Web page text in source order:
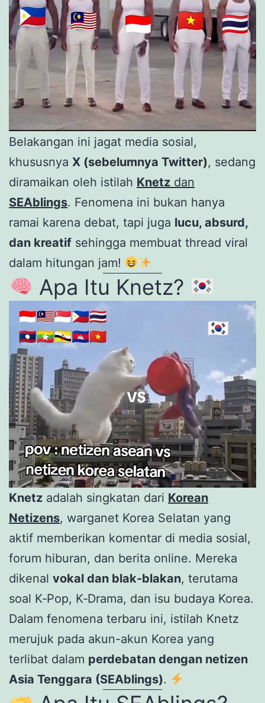
Belakangan ini jagat media sosial,
khususnya X (sebelumnya Twitter), sedang
diramaikan oleh istilah Knetz dan
SEAblings. Fenomena ini bukan hanya
ramai karena debat, tapi juga lucu, absurd,
dan kreatif sehingga membuat thread viral
dalam hitungan jam!
Apa Itu Knetz?
Knetz adalah singkatan dari Korean
Netizens, warganet Korea Selatan yang
aktif memberikan komentar di media sosial,
forum hiburan, dan berita online. Mereka
dikenal vokal dan blak-blakan, terutama
soal K‑Pop, K‑Drama, dan isu budaya Korea.
Dalam fenomena terbaru ini, istilah Knetz
merujuk pada akun-akun Korea yang
terlibat dalam perdebatan dengan netizen
Asia Tenggara (SEAblings).